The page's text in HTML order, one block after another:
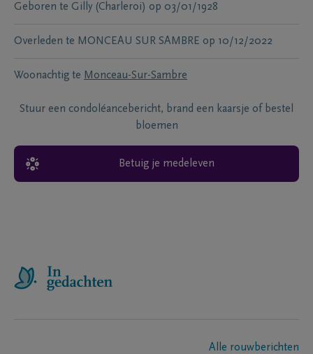
Geboren te Gilly (Charleroi) op 03/01/1928
Overleden te MONCEAU SUR SAMBRE op 10/12/2022
Woonachtig te Monceau-Sur-Sambre
Stuur een condoléancebericht, brand een kaarsje of bestel
bloemen
Betuig je medeleven
Alle rouwberichten